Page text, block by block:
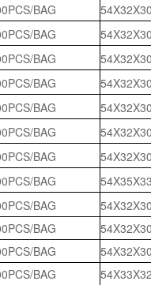
BAG
BAG
BAG
BAG
BAG
BAG
BAG
BAG
BAG
BAG
BAG
BAG